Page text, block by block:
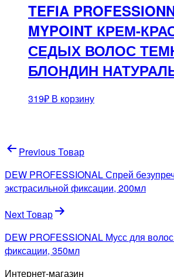
TEFIA
MYPOINT КРЕМ-
СЕДЫХ ВОЛОС
БЛОНДИН
319₽ В корзину
Навигация
по
записям
Previous Товар
DEW PROFESSIONAL Спрей
экстрасильной фиксации, 200мл
Next Товар
DEW PROFESSIONAL Мусс для
фиксации, 350мл
Интернет-магазин